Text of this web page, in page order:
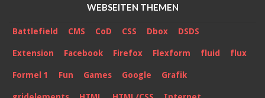
WEBSEITEN THEMEN
Battlefield CMS CoD CSS Dbox DSDS
Extension Facebook Firefox Flexform fluid flux
Formel 1 Fun Games Google Grafik